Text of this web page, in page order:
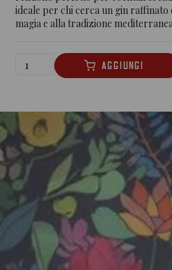
ideale per chi cerca un gin
magia e alla tradizione